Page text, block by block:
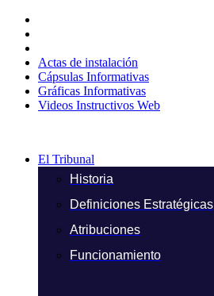
contenido
Actas de instalación
Cápsulas Informativas
Gráficas Informativas
Videos Instructivos Web
El Tribunal
Historia
Definiciones Estratégicas
Atribuciones
Funcionamiento